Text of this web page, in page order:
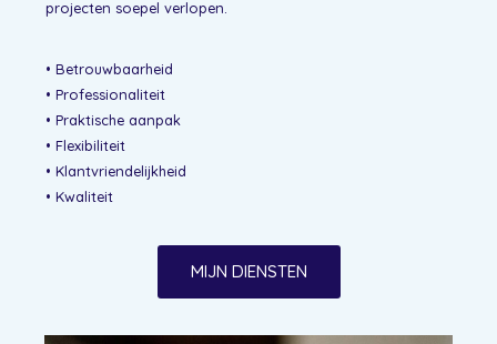
projecten soepel verlopen.
• Betrouwbaarheid
• Professionaliteit
• Praktische aanpak
• Flexibiliteit
• Klantvriendelijkheid
• Kwaliteit
MIJN DIENSTEN